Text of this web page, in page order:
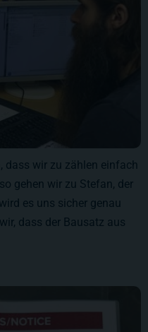
dass wir zu zählen einfach
gehen wir zu Stefan, der
es uns sicher genau
dass der Bausatz aus